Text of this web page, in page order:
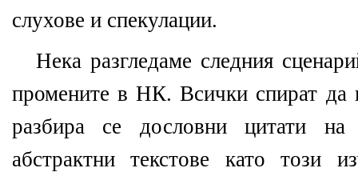
слухове и спекулации.
Нека разгледаме следния
промените в НК. Всички спират да
разбира се дословни цитати на
абстрактни текстове като този